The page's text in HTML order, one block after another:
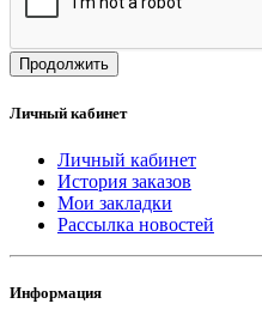
Продолжить
Личный кабинет
Личный кабинет
История заказов
Мои закладки
Рассылка новостей
Информация